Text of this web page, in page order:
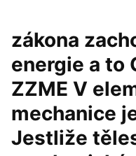
zákona
energie a to
ZZME V
mechanice
Jestliže